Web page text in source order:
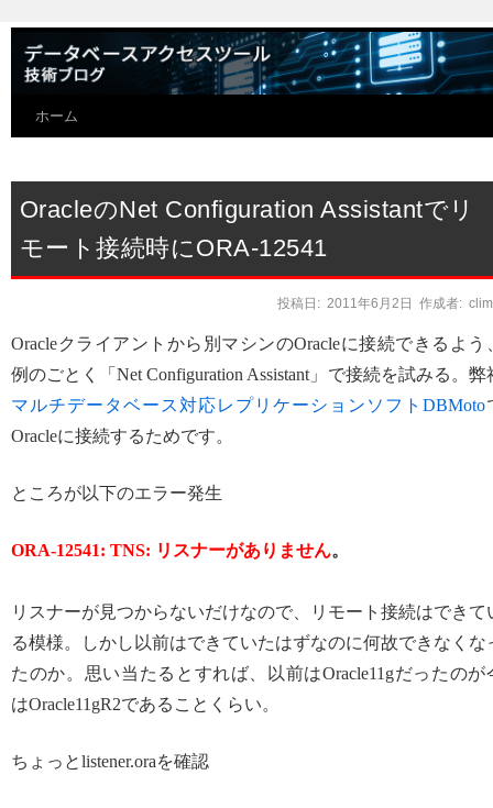
ホーム
OracleのNet Configuration Assistantでリ
モート接続時にORA-12541
投稿日: 2011年6月2日 作成者:
Oracleクライアントから別マシンのOracleに接続できるよう
例のごとく「Net Configuration Assistant」で接続を試みる。弊
マルチデータベース対応レプリケーションソフトDBMoto
Oracleに接続するためです。
ところが以下のエラー発生
ORA-12541: TNS: リスナーがありません。
リスナーが見つからないだけなので、リモート接続はできて
る模様。しかし以前はできていたはずなのに何故できなくな
たのか。思い当たるとすれば、以前はOracle11gだったのが
はOracle11gR2であることくらい。
ちょっとlistener.oraを確認